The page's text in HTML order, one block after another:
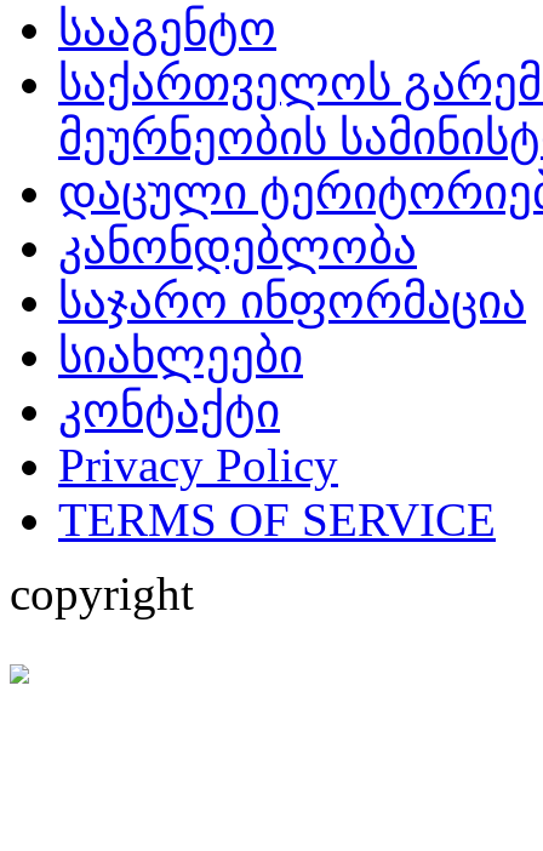
სააგენტო
საქართველოს
მეურნეობის
დაცული
კანონდებლობა
საჯარო ინფორმაცია
სიახლეები
კონტაქტი
Privacy Policy
TERMS OF SERVICE
copyright